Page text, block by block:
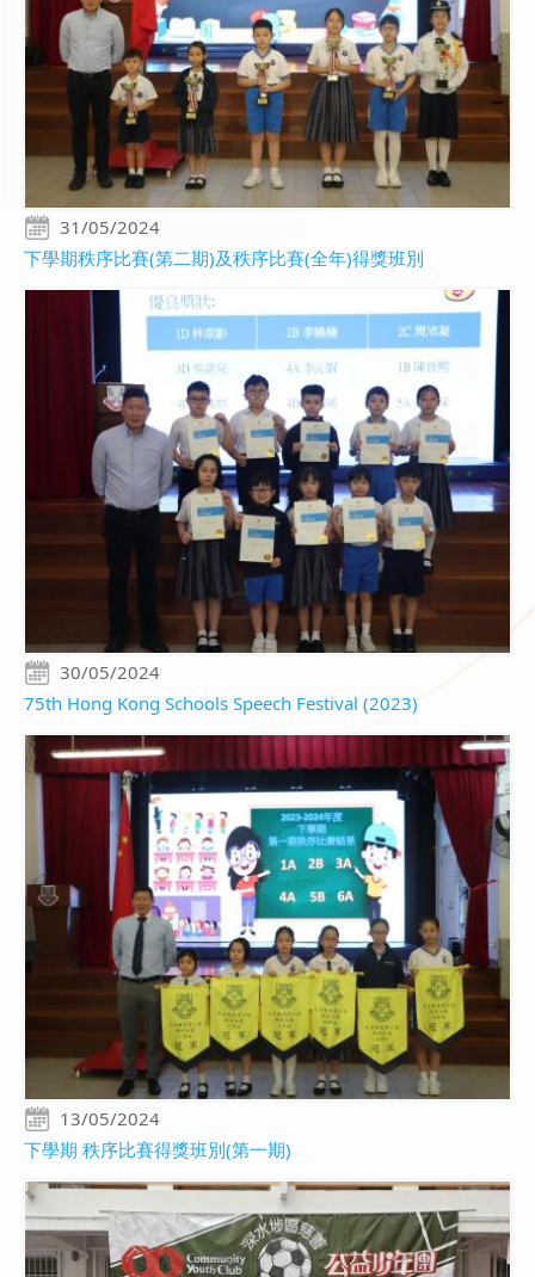
31/05/2024
下學期秩序比賽(第二期)及秩序比賽(全年)得獎班別
30/05/2024
75th Hong Kong Schools Speech Festival (2023)
13/05/2024
下學期 秩序比賽得獎班別(第一期)